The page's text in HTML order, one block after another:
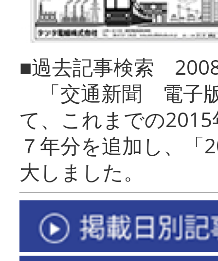
■過去記事検索
「交通新聞 電子
て、これまでの
７年分を追加し、「
大しまし